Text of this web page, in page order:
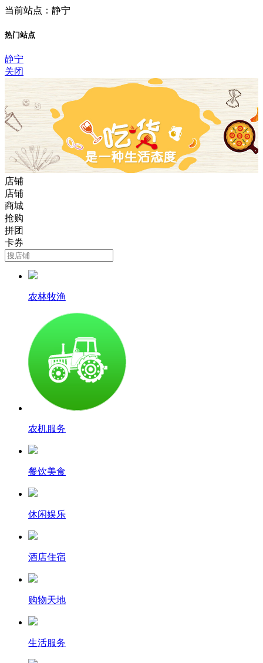
当前站点：静宁
热门站点
静宁
关闭
店铺
店铺
商城
抢购
拼团
卡券
农林牧渔
农机服务
餐饮美食
休闲娱乐
酒店住宿
购物天地
生活服务